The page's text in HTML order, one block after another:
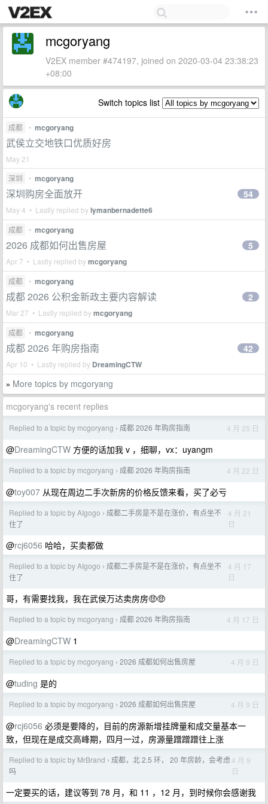
mcgoryang
V2EX member #474197, joined on 2020-03-04 23:38:23
+08:00
Switch topics list
成都 • mcgoryang
武侯立交地铁口优质好房
May 21
深圳
• mcgoryang
深圳购房全面放开
May 4 • Lastly replied bylymanbernadette6
54
成都 • mcgoryang
2026 成都如何出售房屋
Apr 7 • Lastly replied bymcgoryang
5
成都 • mcgoryang
成都 2026 公积金新政主要内容解读
Mar 27 • Lastly replied bymcgoryang
2
成都 • mcgoryang
成都 2026 年购房指南
Apr 10 • Lastly replied by DreamingCTW
42
» More topics by mcgoryang
mcgoryang's recent replies
Replied to a topic by mcgoryang › 成都 2026 年购房指南 4 月 25 日
@DreamingCTW 方便的话加我 v ，细聊，vx：uyangm
Replied to a topic by mcgoryang › 成都 2026 年购房指南 4 月 22 日
@toy007 从现在周边二手次新房的价格反馈来看，买了必亏
Replied to a topic by AIgogo › 成都二手房是不是在涨价，有点坐不
住了
4 月 21
日
@rcj6056 哈哈，买卖都做
Replied to a topic by AIgogo › 成都二手房是不是在涨价，有点坐不
住了
4 月 17
日
哥，有需要找我，我在武侯万达卖房房🤑🤑
Replied to a topic by mcgoryang › 成都 2026 年购房指南 4 月 17 日
@DreamingCTW 1
Replied to a topic by mcgoryang › 2026 成都如何出售房屋 4 月 9 日
@tuding 是的
Replied to a topic by mcgoryang › 2026 成都如何出售房屋 4 月 9 日
@rcj6056 必须是要降的，目前的房源新增挂牌量和成交量基本一
致，但现在是成交高峰期，四月一过，房源量蹭蹭蹭往上涨
Replied to a topic by MrBrand › 成都，北 2.5 环， 20 年房龄，会考虑
吗
4 月 9
日
一定要买的话，建议等到 78 月，和 11 ，12 月，到时候你会感谢我